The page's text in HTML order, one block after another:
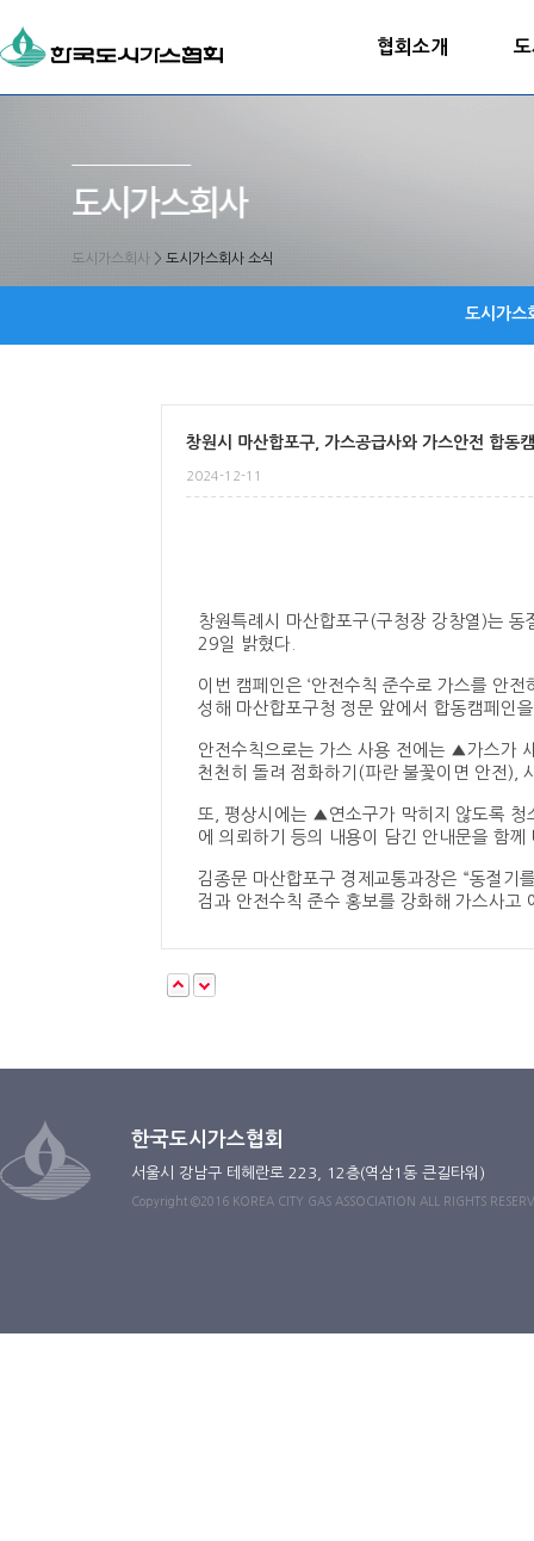
협회소개
도시가스회사 > 도시가스회사 소식
도시가스
창원시 마산합포구, 가스공급사와 가스안전 합동
2024-12-11
창원특례시 마산합포구(구청장 강창열)는
29일 밝혔다.
이번 캠페인은 ‘안전수칙 준수로 가스를 안
성해 마산합포구청 정문 앞에서 합동캠페인
안전수칙으로는 가스 사용 전에는 ▲가스가
천천히 돌려 점화하기(파란 불꽃이면 안전),
또, 평상시에는 ▲연소구가 막히지 않도록
에 의뢰하기 등의 내용이 담긴 안내문을 함께
김종문 마산합포구 경제교통과장은 “동절기
검과 안전수칙 준수 홍보를 강화해 가스사고
한국도시가스협회
서울시 강남구 테헤란로 223, 12층(역삼1동 큰길타워)
Copyright ©2016 KOREA CITY GAS ASSOCIATION ALL RIGHTS